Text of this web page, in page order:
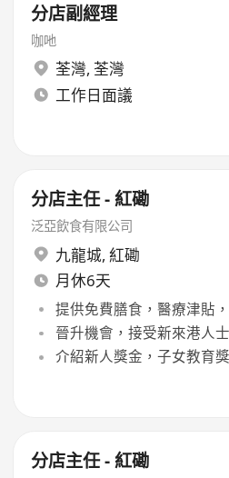
分店副經理
咖吔
荃灣, 荃灣
工作日面議
分店主任 - 紅磡
泛亞飲食有限公司
九龍城, 紅磡
月休6天
提供免費膳食，醫療津貼
晉升機會，接受新來港人
介紹新人獎金，子女教育
分店主任 - 紅磡